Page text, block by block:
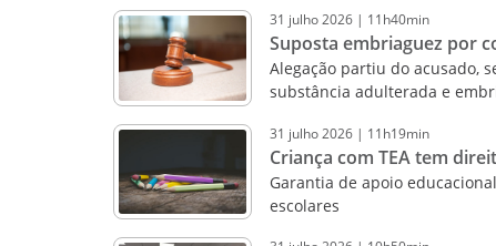
31 julho2026 | 11h40min
Suposta embriaguez por
Alegação partiu do acusado,
substância adulterada e
31 julho2026 | 11h19min
Criança com TEA tem
Garantia de apoio
escolares